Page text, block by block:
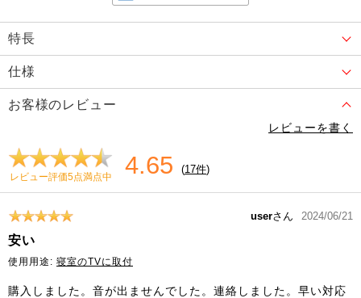
特長
仕様
お客様のレビュー
レビューを書く
レビュー評価5点満点中 4.65 (17件)
userさん 2024/06/21
安い
使用用途: 寝室のTVに取付
購入しました。音が出ませんでした。連絡しました。早い対応